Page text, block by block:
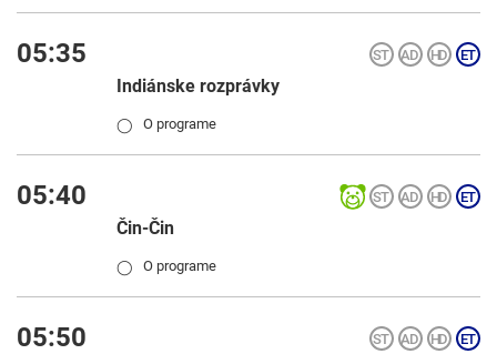
05:35
Indiánske rozprávky
◯ O programe
05:40
Čin-Čin
◯ O programe
05:50